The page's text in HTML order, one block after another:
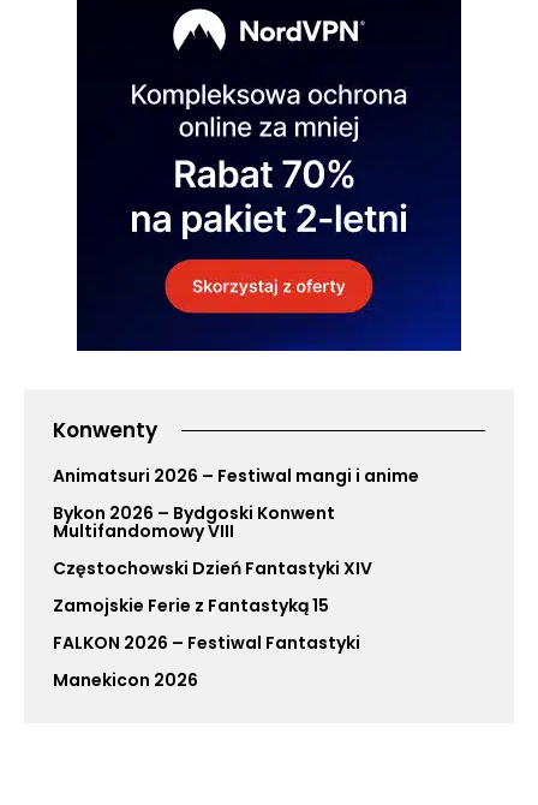
Konwenty
Animatsuri 2026 – Festiwal mangi i anime
Bykon 2026 – Bydgoski Konwent
Multifandomowy VIII
Częstochowski Dzień Fantastyki XIV
Zamojskie Ferie z Fantastyką 15
FALKON 2026 – Festiwal Fantastyki
Manekicon 2026